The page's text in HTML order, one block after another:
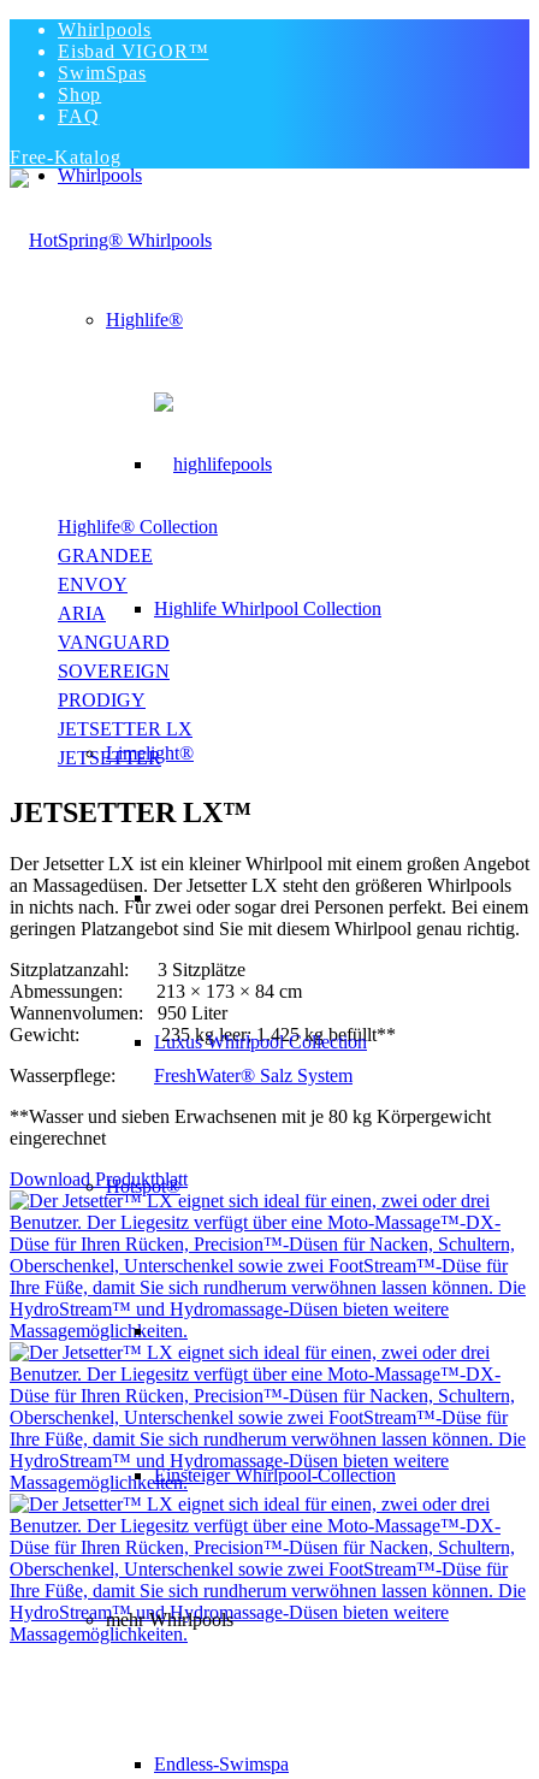
Whirlpools
Eisbad VIGOR™
SwimSpas
Shop
FAQ
Free-Katalog
Whirlpools
Highlife®
Highlife Whirlpool Collection
Limelight®
Luxus Whirlpool Collection
Hotspot®
Einsteiger Whirlpool-Collection
mehr Whirlpools
Endless-Swimspa
Highlife® Collection
GRANDEE
ENVOY
ARIA
VANGUARD
SOVEREIGN
PRODIGY
JETSETTER LX
JETSETTER
JETSETTER LX™
Der Jetsetter LX ist ein kleiner Whirlpool mit einem großen Angebot
an Massagedüsen. Der Jetsetter LX steht den größeren Whirlpools
in nichts nach. Für zwei oder sogar drei Personen perfekt. Bei einem
geringen Platzangebot sind Sie mit diesem Whirlpool genau richtig.
Sitzplatzanzahl: 3 Sitzplätze
Abmessungen: 213 × 173 × 84 cm
Wannenvolumen: 950 Liter
Gewicht: 235kg leer; 1.425 kg befüllt**
Wasserpflege: FreshWater® Salz System
**Wasser und sieben Erwachsenen mit je 80 kg Körpergewicht
eingerechnet
Download Produktblatt